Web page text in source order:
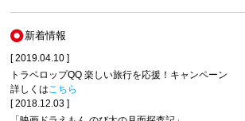
新着情報
[ 2019.04.10 ]
トラベロップQQ 楽しい旅行を応援！キャンペーン
詳しくはこちら
[ 2018.12.03 ]